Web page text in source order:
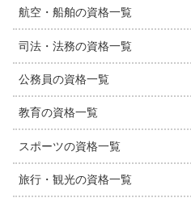
航空・船舶の資格一覧
司法・法務の資格一覧
公務員の資格一覧
教育の資格一覧
スポーツの資格一覧
旅行・観光の資格一覧